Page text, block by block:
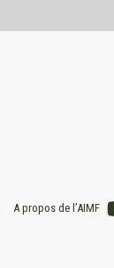
A propos de l’AIMF